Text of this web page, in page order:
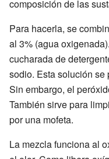
composición de las
Para hacerla, se
al 3% (agua
cucharada de
sodio. Esta solución se
Sin embargo, el
También sirve para
por una mofeta.
La mezcla funciona al